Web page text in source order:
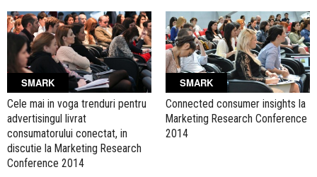
SMARK
Cele mai in voga trenduri pentru
advertisingul livrat
consumatorului conectat, in
discutie la Marketing Research
Conference 2014
SMARK
Connected consumer insights la
Marketing Research Conference
2014